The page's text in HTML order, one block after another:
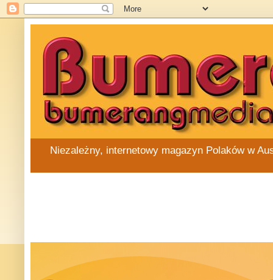
Niezależny, internetowy magazyn Polaków w